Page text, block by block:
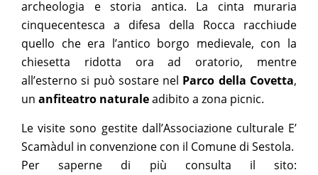
archeologia e storia antica. La cinta muraria
cinquecentesca a difesa della Rocca racchiude
quello che era l’antico borgo medievale, con la
chiesetta ridotta ora ad oratorio, mentre
all’esterno si può sostare nel Parco della Covetta,
un anfiteatro naturaleadibito a zona picnic.
Le visite sono gestite dall’Associazione culturale E’
Scamàdul in convenzione con il Comune di Sestola.
Per saperne di più consulta il sito: